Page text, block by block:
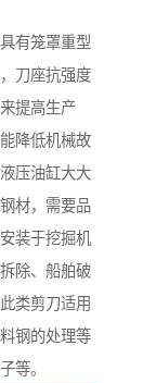
有笼罩重型
刀座抗强度
提高生产
降低机械故
压油缸大大
材，需要品
装于挖掘机
除、船舶破
类剪刀适用
钢的处理等
等。